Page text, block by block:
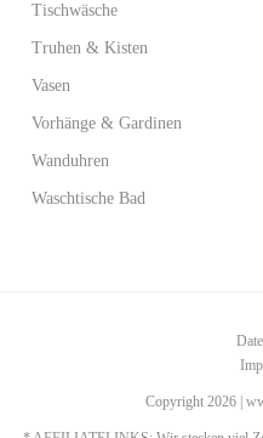
Tischwäsche
Truhen & Kisten
Vasen
Vorhänge & Gardinen
Wanduhren
Waschtische Bad
Copyright 2026 |